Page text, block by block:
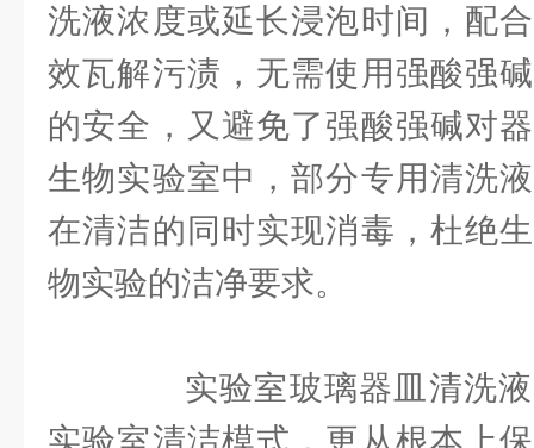
洗液浓度或延长浸泡时间，配
效瓦解污渍，无需使用强酸强
的安全，又避免了强酸强碱对
生物实验室中，部分专用清洗
在清洁的同时实现消毒，杜绝
物实验的洁净要求。
实验室玻璃器皿清洗液
实验室清洁模式，更从根本上